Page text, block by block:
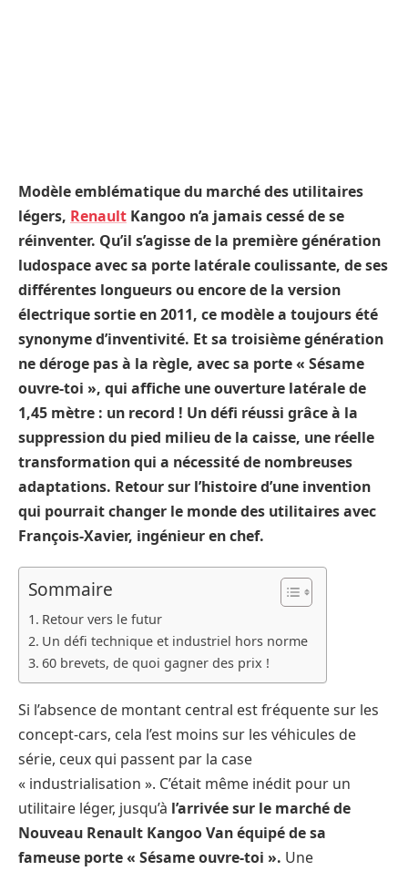
Modèle emblématique du marché des utilitaires
légers, Renault Kangoo n’a jamais cessé de se
réinventer. Qu’il s’agisse de la première génération
ludospace avec sa porte latérale coulissante, de ses
différentes longueurs ou encore de la version
électrique sortie en 2011, ce modèle a toujours été
synonyme d’inventivité. Et sa troisième génération
ne déroge pas à la règle, avec sa porte « Sésame
ouvre-toi », qui affiche une ouverture latérale de
1,45 mètre : un record ! Un défi réussi grâce à la
suppression du pied milieu de la caisse, une réelle
transformation qui a nécessité de nombreuses
adaptations. Retour sur l’histoire d’une invention
qui pourrait changer le monde des utilitaires avec
François-Xavier, ingénieur en chef.
Sommaire
Retour vers le futur
Un défi technique et industriel hors norme
60 brevets, de quoi gagner des prix !
Si l’absence de montant central est fréquente sur les
concept-cars, cela l’est moins sur les véhicules de
série, ceux qui passent par la case
« industrialisation ». C’était même inédit pour un
utilitaire léger, jusqu’à l’arrivée sur le marché de
Nouveau Renault Kangoo Van équipé de sa
fameuse porte « Sésame ouvre-toi ». Une